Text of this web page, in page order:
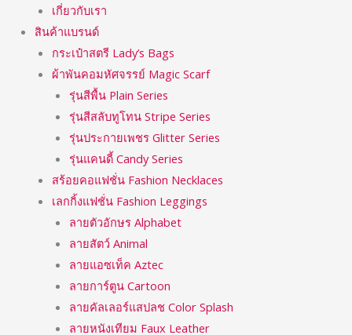
เกี่ยวกับเรา
สินค้าแบรนด์
กระเป๋าสตรี Lady’s Bags
ผ้าพันคอมหัศจรรย์ Magic Scarf
รุ่นสีพื้น Plain Series
รุ่นสีสลับทูโทน Stripe Series
รุ่นประกายเพชร Glitter Series
รุ่นแคนดี้ Candy Series
สร้อยคอแฟชั่น Fashion Necklaces
เลกกิ้งแฟชั่น Fashion Leggings
ลายตัวอักษร Alphabet
ลายสัตว์ Animal
ลายแอซเท็ค Aztec
ลายการ์ตูน Cartoon
ลายคัลเลอร์แสปลช Color Splash
ลายหนังเทียม Faux Leather